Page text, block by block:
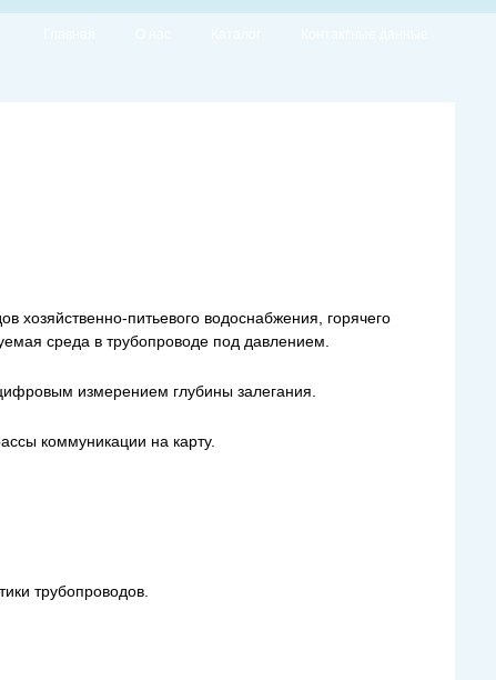
питьевого водоснабжения, горячего
среда в трубопроводе под давлением.
измерением глубины залегания.
коммуникации на карту.
трубопроводов.